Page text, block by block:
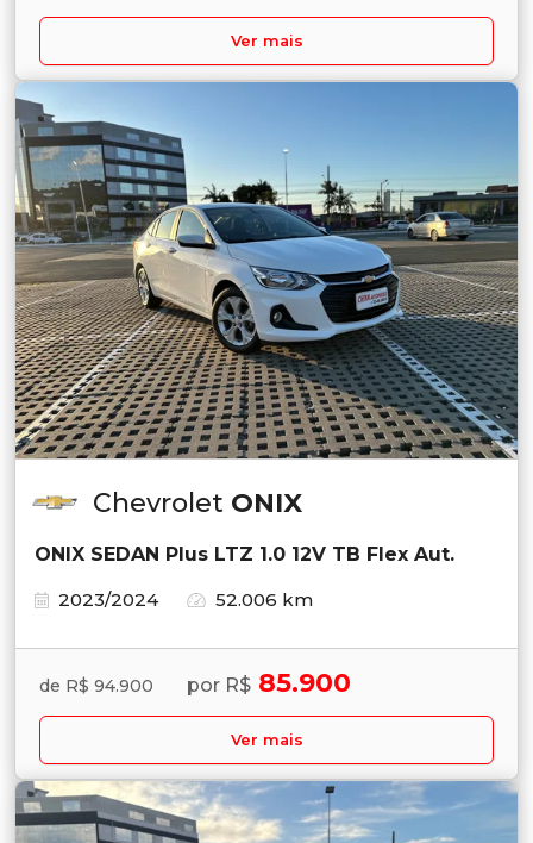
Ver mais
Chevrolet ONIX
ONIX SEDAN Plus LTZ 1.0 12V TB Flex Aut.
2023/2024
52.006 km
de R$ 94.900 por R$ 85.900
Ver mais